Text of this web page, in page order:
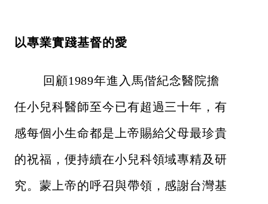
以專業實踐基督的愛
回顧1989年進入馬偕紀念醫院擔
任小兒科醫師至今已有超過三十年，有
感每個小生命都是上帝賜給父母最珍貴
的祝福，便持續在小兒科領域專精及研
究。蒙上帝的呼召與帶領，感謝台灣基